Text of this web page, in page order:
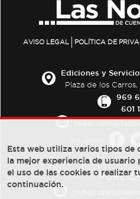
AVISO LEGAL POLÍTICA DE
Ediciones y
Plaza de los Carros,
969
601
Esta web utiliza varios tipos de
la mejor experiencia de usuario
el uso de las cookies o realizar
continuación.